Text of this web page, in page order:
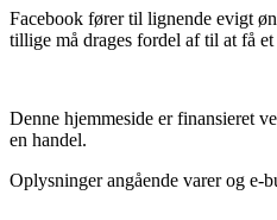
Facebook fører til lignende evigt
tillige må drages fordel af til at få
Denne hjemmeside er finansieret
en handel.
Oplysninger angående varer og